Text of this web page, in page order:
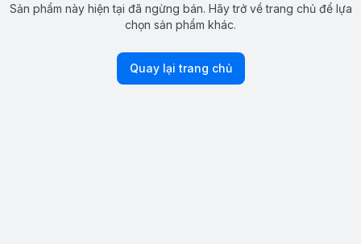
Sản phẩm này hiện tại đã ngừng bán. Hãy trở về trang chủ để lựa
chọn sản phẩm khác.
Quay lại trang chủ